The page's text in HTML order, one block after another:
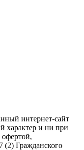
интернет-сайт
характер и ни при
офертой,
(2) Гражданского